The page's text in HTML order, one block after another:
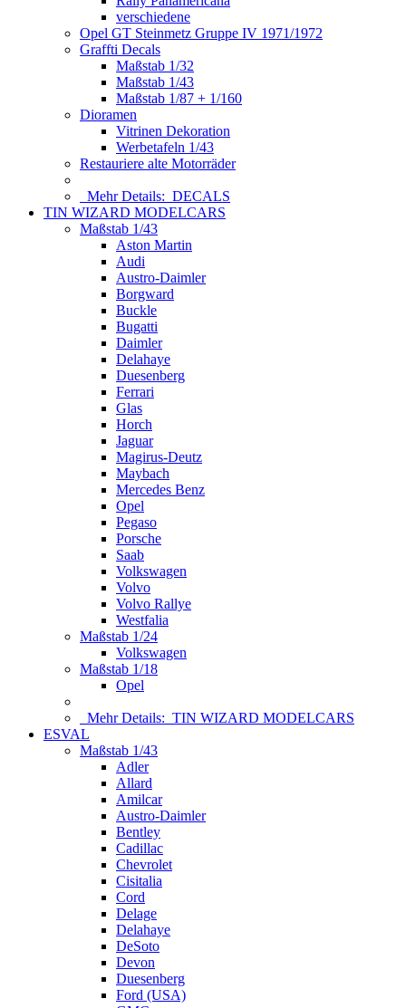
verschiedene
Opel GT Steinmetz Gruppe IV 1971/1972
Graffti Decals
Maßstab 1/32
Maßstab 1/43
Maßstab 1/87 + 1/160
Dioramen
Vitrinen Dekoration
Werbetafeln 1/43
Restauriere alte Motorräder
Mehr Details: DECALS
TIN WIZARD MODELCARS
Maßstab 1/43
Aston Martin
Audi
Austro-Daimler
Borgward
Buckle
Bugatti
Daimler
Delahaye
Duesenberg
Ferrari
Glas
Horch
Jaguar
Magirus-Deutz
Maybach
Mercedes Benz
Opel
Pegaso
Porsche
Saab
Volkswagen
Volvo
Volvo Rallye
Westfalia
Maßstab 1/24
Volkswagen
Maßstab 1/18
Opel
Mehr Details: TIN WIZARD MODELCARS
ESVAL
Maßstab 1/43
Adler
Allard
Amilcar
Austro-Daimler
Bentley
Cadillac
Chevrolet
Cisitalia
Cord
Delage
Delahaye
DeSoto
Devon
Duesenberg
Ford (USA)